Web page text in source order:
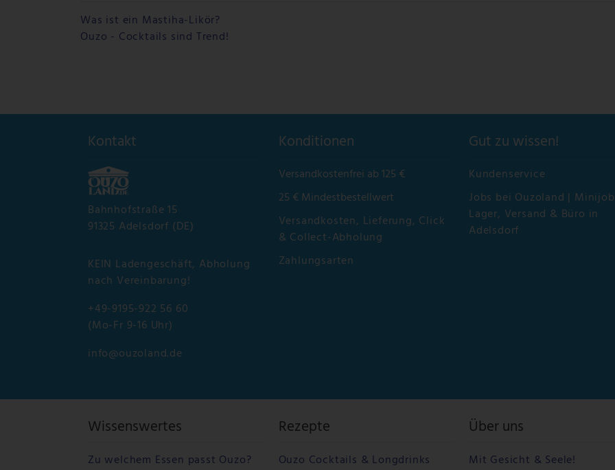
Was ist ein Mastiha-Likör?
Ouzo - Cocktails sind Trend!
Kontakt
Bahnhofstraße 15
91325 Adelsdorf (DE)
KEIN Ladengeschäft, Abholung
nach Vereinbarung!
+49-9195-922 56 60
(Mo-Fr 9-16 Uhr)
info@ouzoland.de
Konditionen
Versandkostenfrei ab 125 €
25 € Mindestbestellwert
Versandkosten, Lieferung, Click
& Collect-Abholung
Zahlungsarten
Gut zu wissen!
Kundenservice
Jobs bei Ouzoland | Minijob
Lager, Versand & Büro in
Adelsdorf
Wissenswertes
Zu welchem Essen passt Ouzo?
Rezepte
Ouzo Cocktails & Longdrinks
Über uns
Mit Gesicht & Seele!